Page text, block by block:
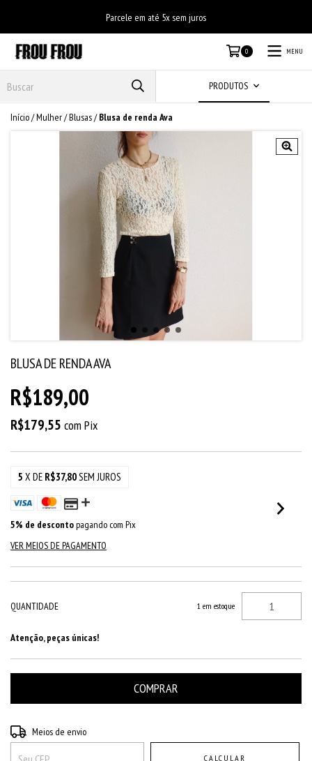
Parcele em até 5x sem juros
0 MENU
PRODUTOS
Início/Mulher/Blusas/ Blusa de renda Ava
BLUSA DE RENDA AVA
R$189,00
R$179,55 com Pix
5 X DE R$37,80SEM JUROS
5% de descontopagando com Pix
VER MEIOS DE PAGAMENTO
QUANTIDADE 1 em estoque
Atenção, peças únicas!
Entregas para o CEP:
Meios de envio
CALCULAR